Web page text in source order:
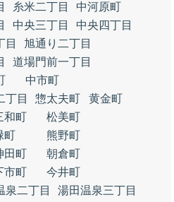
糸米二丁目
中河原町
中央三丁目
中央四丁目
目
旭通り二丁目
道場門前一丁目
中市町
丁目 惣太夫町
黄金町
和町
松美町
町
熊野町
田町
朝倉町
市町
今井町
泉二丁目
湯田温泉三丁目